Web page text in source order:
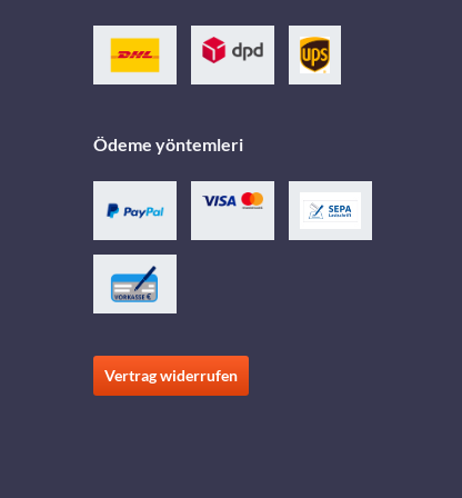
Ödeme yöntemleri
Vertrag widerrufen